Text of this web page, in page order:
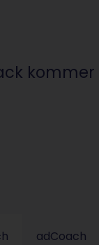
kommer
adCoach